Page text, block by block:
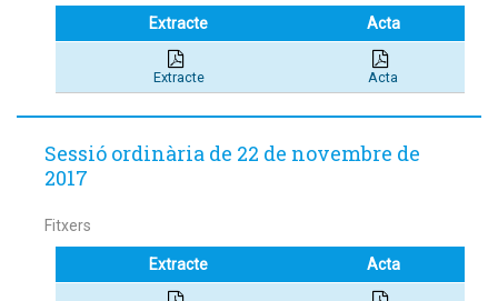
Extracte Acta
Extracte Acta
Sessió ordinària de 22 de novembre de
2017
Fitxers
Extracte Acta